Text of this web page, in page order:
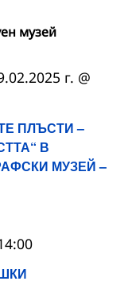
музей
ПЛЪСТИ –
В
МУЗЕЙ –
г. @